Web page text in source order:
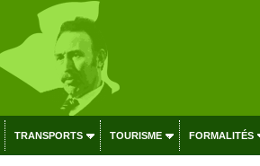
TRANSPORTS TOURISME FORMALITÉS